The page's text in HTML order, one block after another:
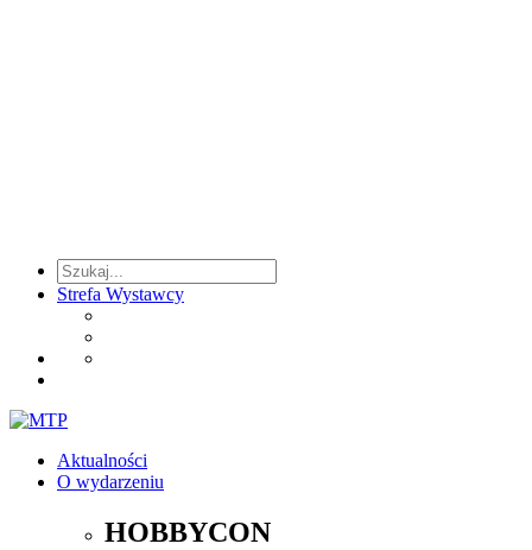
Strefa Wystawcy
Aktualności
O wydarzeniu
HOBBYCON